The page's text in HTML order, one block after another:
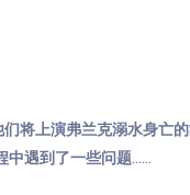
将上演弗兰克溺水身亡
遇到了一些问题......